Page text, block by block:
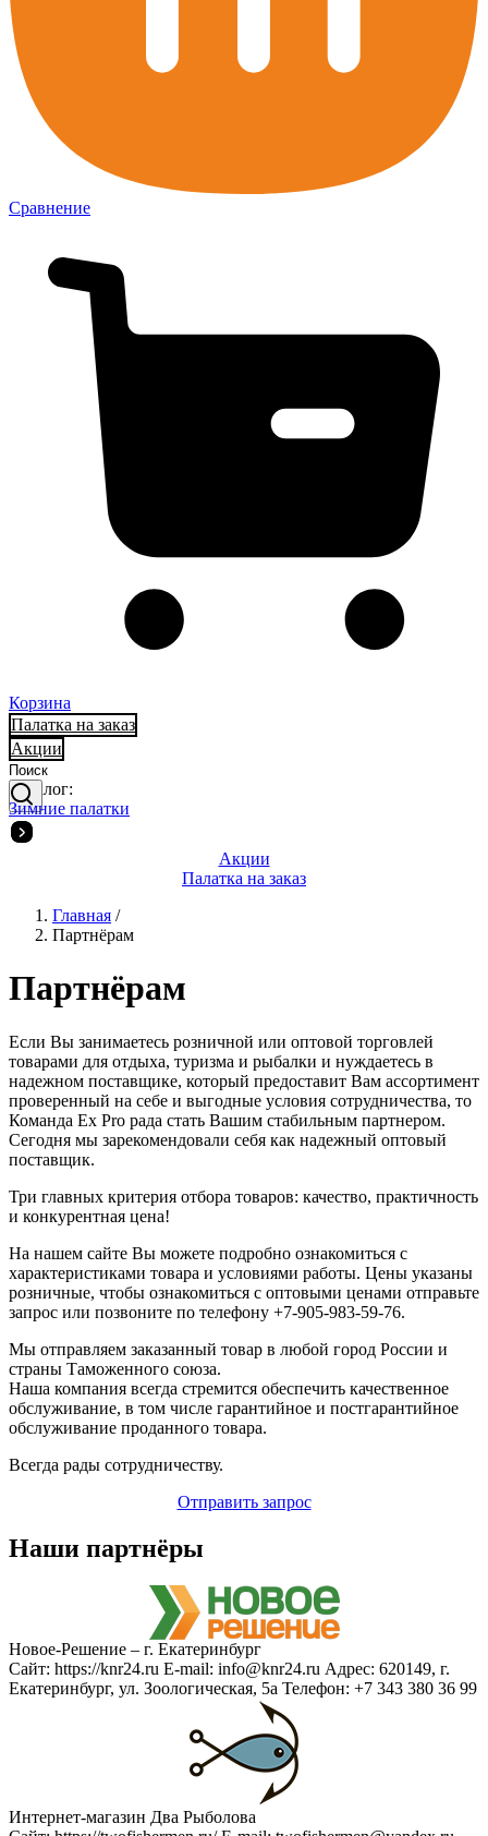
Сравнение
Корзина
Палатка на заказ
Акции
Каталог:
Зимние палатки
Акции
Палатка на заказ
Главная /
Партнёрам
Партнёрам
Если Вы занимаетесь розничной или оптовой торговлей
товарами для отдыха, туризма и рыбалки и нуждаетесь в
надежном поставщике, который предоставит Вам ассортимент
проверенный на себе и выгодные условия сотрудничества, то
Команда Ex Pro рада стать Вашим стабильным партнером.
Сегодня мы зарекомендовали себя как надежный оптовый
поставщик.
Три главных критерия отбора товаров: качество, практичность
и конкурентная цена!
На нашем сайте Вы можете подробно ознакомиться с
характеристиками товара и условиями работы. Цены указаны
розничные, чтобы ознакомиться с оптовыми ценами отправьте
запрос или позвоните по телефону +7-905-983-59-76.
Мы отправляем заказанный товар в любой город России и
страны Таможенного союза.
Наша компания всегда стремится обеспечить качественное
обслуживание, в том числе гарантийное и постгарантийное
обслуживание проданного товара.
Всегда рады сотрудничеству.
Отправить запрос
Наши партнёры
Новое-Решение – г. Екатеринбург
Сайт: https://knr24.ru E-mail: info@knr24.ru Адрес: 620149, г.
Екатеринбург, ул. Зоологическая, 5а Телефон: +7 343 380 36 99
Интернет-магазин Два Рыболова